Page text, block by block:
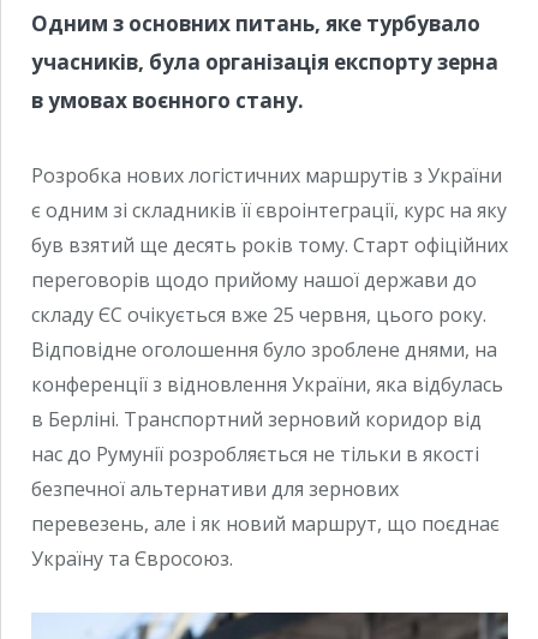
Одним з основних питань, яке турбувало
учасників, була організація експорту зерна
в умовах воєнного стану.
Розробка нових логістичних маршрутів з України
є одним зі складників її євроінтеграції, курс на яку
був взятий ще десять років тому. Старт офіційних
переговорів щодо прийому нашої держави до
складу ЄС очікується вже 25 червня, цього року.
Відповідне оголошення було зроблене днями, на
конференції з відновлення України, яка відбулась
в Берліні. Транспортний зерновий коридор від
нас до Румунії розробляється не тільки в якості
безпечної альтернативи для зернових
перевезень, але і як новий маршрут, що поєднає
Україну та Євросоюз.